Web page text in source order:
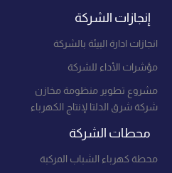
إنجازات الشركة
انجازات ادارة البيئة بالشركة
مؤشرات الأداء للشركة
مشروع تطوير منظومة مخازن
شركة شرق الدلتا لإنتاج الكهرباء
محطات الشركة
محطة كهرباء الشباب المركبة